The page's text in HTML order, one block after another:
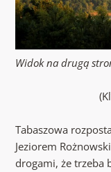
Widok na drugą
Tabaszowa
Jeziorem
drogami, że trzeba